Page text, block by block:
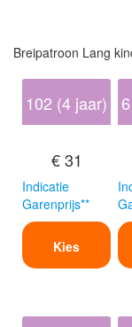
Breipatroon Lang
102 (4 jaar)
€ 31
Indicatie
Garenprijs**
Kies